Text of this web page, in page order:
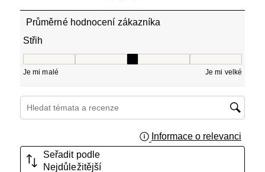
Průměrné hodnocení zákazníka
Střih
Je mi malé Je mi velké
Hledání témat a recenzí – oblast vyhledávání
Informace o relevanci
Seřadit podle
Nejdůležitější